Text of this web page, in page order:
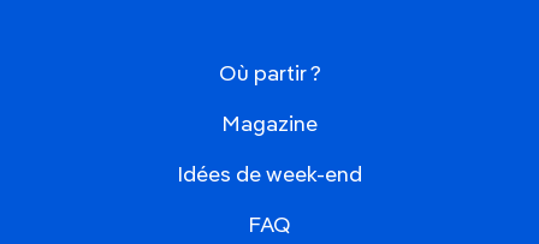
Où partir ?
Magazine
Idées de week-end
FAQ